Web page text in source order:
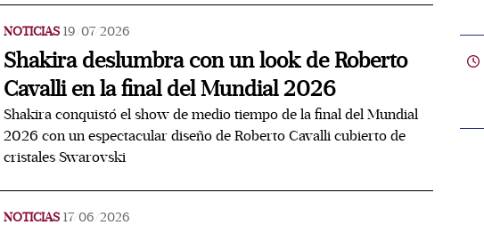
NOTICIAS 19/07/2026
Shakira deslumbra con un look de Roberto
Cavalli en la final del Mundial 2026
Shakira conquistó el show de medio tiempo de la final del Mundial
2026 con un espectacular diseño de Roberto Cavalli cubierto de
cristales Swarovski
NOTICIAS 17/06/2026